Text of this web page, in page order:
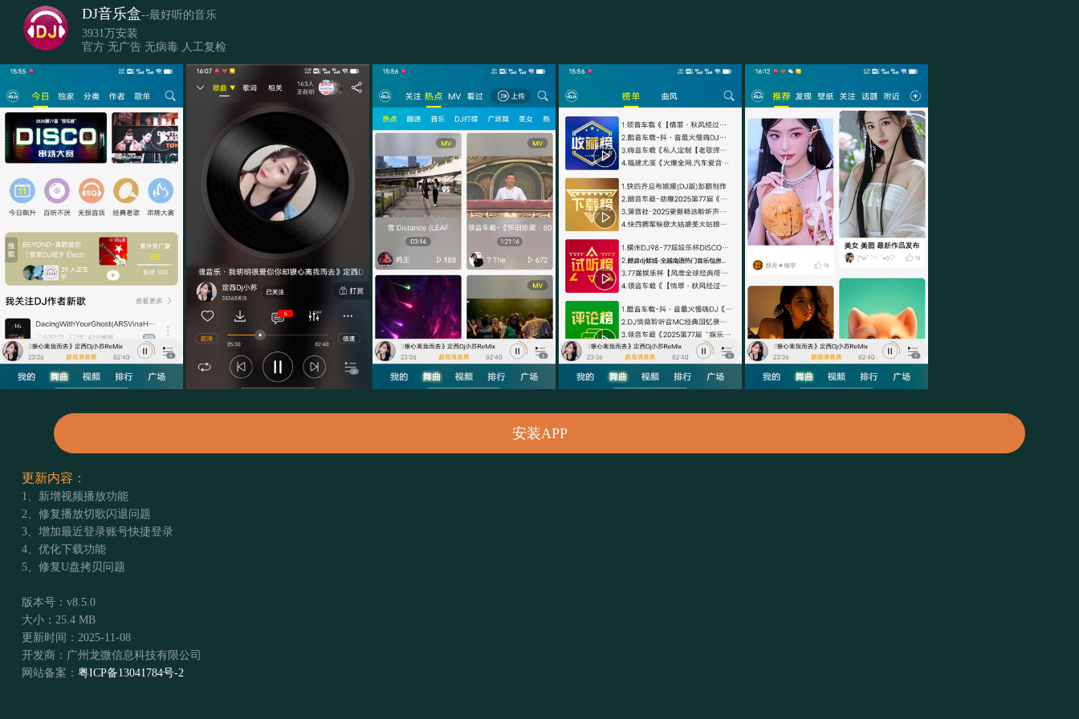
DJ音乐盒--最好听的音乐
3931万安装
官方 无广告 无病毒 人工复检
安装APP
更新内容：
1、新增视频播放功能
2、修复播放切歌闪退问题
3、增加最近登录账号快捷登录
4、优化下载功能
5、修复U盘拷贝问题
版本号：v8.5.0
大小：25.4 MB
更新时间：2025-11-08
开发商：广州龙微信息科技有限公司
网站备案： 粤ICP备13041784号-2